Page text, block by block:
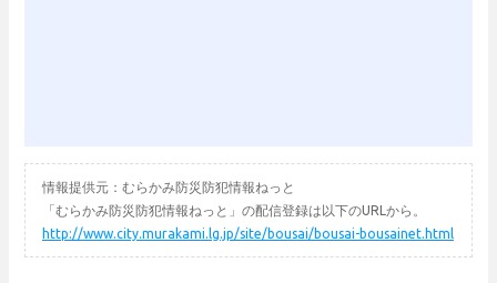
情報提供元：むらかみ防災防犯情報ねっと
「むらかみ防災防犯情報ねっと」の配信登録は以下のURLから。
http://www.city.murakami.lg.jp/site/bousai/bousai-bousainet.html